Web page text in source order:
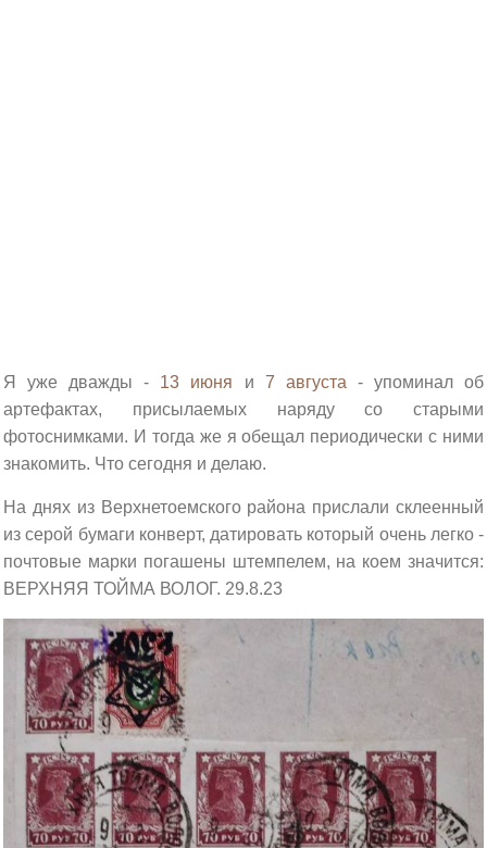
Я уже дважды - 13 июня и 7 августа - упоминал об
артефактах, присылаемых наряду со старыми
фотоснимками. И тогда же я обещал периодически с ними
знакомить. Что сегодня и делаю.
На днях из Верхнетоемского района прислали склеенный
из серой бумаги конверт, датировать который очень легко -
почтовые марки погашены штемпелем, на коем значится:
ВЕРХНЯЯ ТОЙМА ВОЛОГ. 29.8.23